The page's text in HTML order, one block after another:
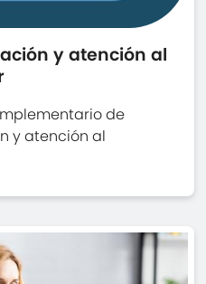
y atención al
de
y atención al